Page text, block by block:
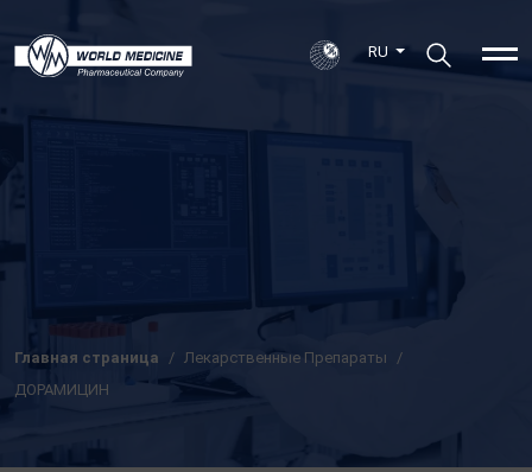
RU
Главная страница
Лекарственные Препараты
ДОРАМИЦИН